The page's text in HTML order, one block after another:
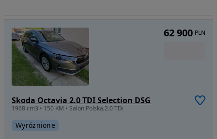
Skoda Octavia 2.0 TDI Selection DSG
1968 cm3 • 150 KM • Salon Polska,2.0 TDi
Wyróżnione
62 900 PLN